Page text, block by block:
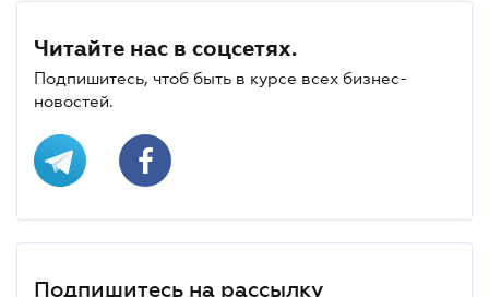
Читайте нас в соцсетях.
Подпишитесь, чтоб быть в курсе всех бизнес-
новостей.
Подпишитесь на рассылку